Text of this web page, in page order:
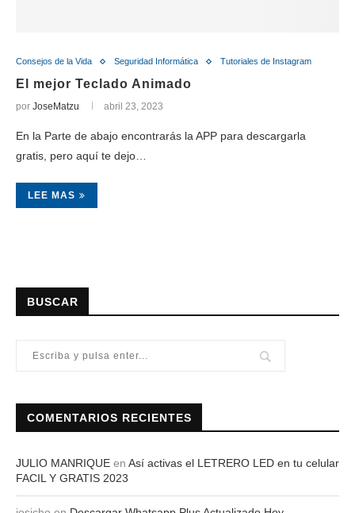
Consejos de la Vida Seguridad Informática Tutoriales de Instagram
El mejor Teclado Animado
por JoseMatzu abril 23, 2023
En la Parte de abajo encontrarás la APP para descargarla
gratis, pero aquí te dejo…
LEE MAS
BUSCAR
COMENTARIOS RECIENTES
JULIO MANRIQUE en Así activas el LETRERO LED en tu celular
FACIL Y GRATIS 2023